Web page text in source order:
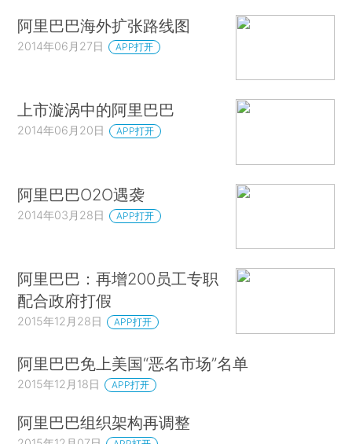
阿里巴巴海外扩张路线图
2014年06月27日 APP打开
上市漩涡中的阿里巴巴
2014年06月20日 APP打开
阿里巴巴O2O遇袭
2014年03月28日 APP打开
阿里巴巴：再增200员工专职
配合政府打假
2015年12月28日 APP打开
阿里巴巴免上美国“恶名市场”名单
2015年12月18日 APP打开
阿里巴巴组织架构再调整